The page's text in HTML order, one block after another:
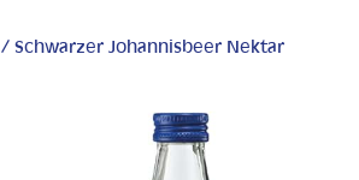
/ Schwarzer Johannisbeer Nektar